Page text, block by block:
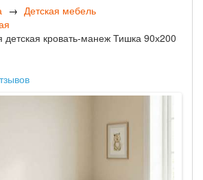
Детская мебель
кровать-манеж Тишка 90х200